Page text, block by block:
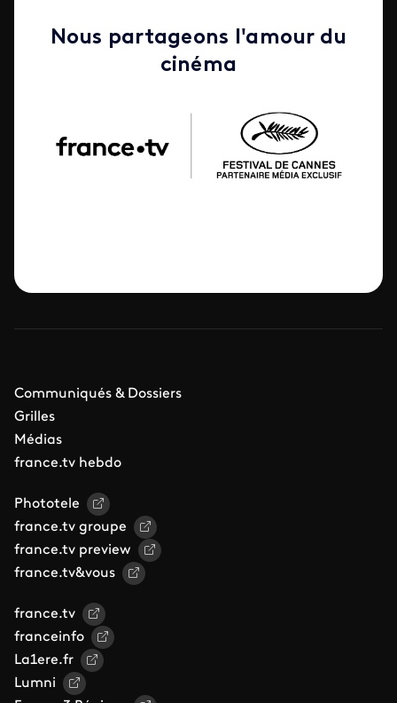
Nous partageons l'amour du
cinéma
Communiqués & Dossiers
Grilles
Médias
france.tv hebdo
Phototele
france.tv groupe
france.tv preview
france.tv&vous
france.tv
franceinfo
La1ere.fr
Lumni